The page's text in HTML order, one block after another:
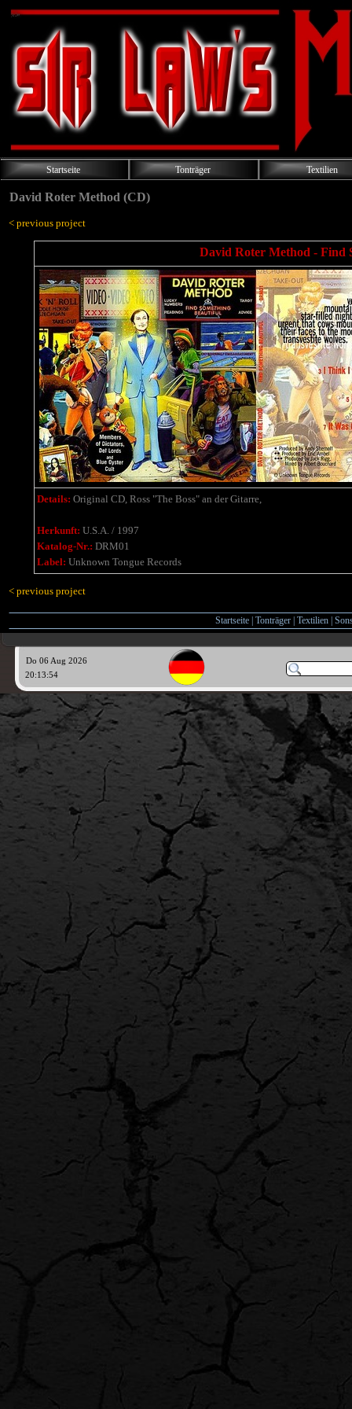
Startseite Tonträger Textilien
David Roter Method (CD)
< previous project
David Roter Method - Find
Details: Original CD, Ross "The Boss" an der Gitarre,
Herkunft: U.S.A. / 1997
Katalog-Nr.: DRM01
Label: Unknown Tongue Records
< previous project
Startseite Tonträger Textilien
Do 06 Aug 2026
20:13:55